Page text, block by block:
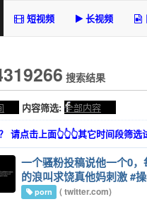
短视频 长视频
搜索结果
内容筛选: 全部内容
请点击上面👆👆👆其它时间段筛选
一个骚粉投稿说他一个0
的浪叫求饶真他妈刺激 #
porn (twitter.com)